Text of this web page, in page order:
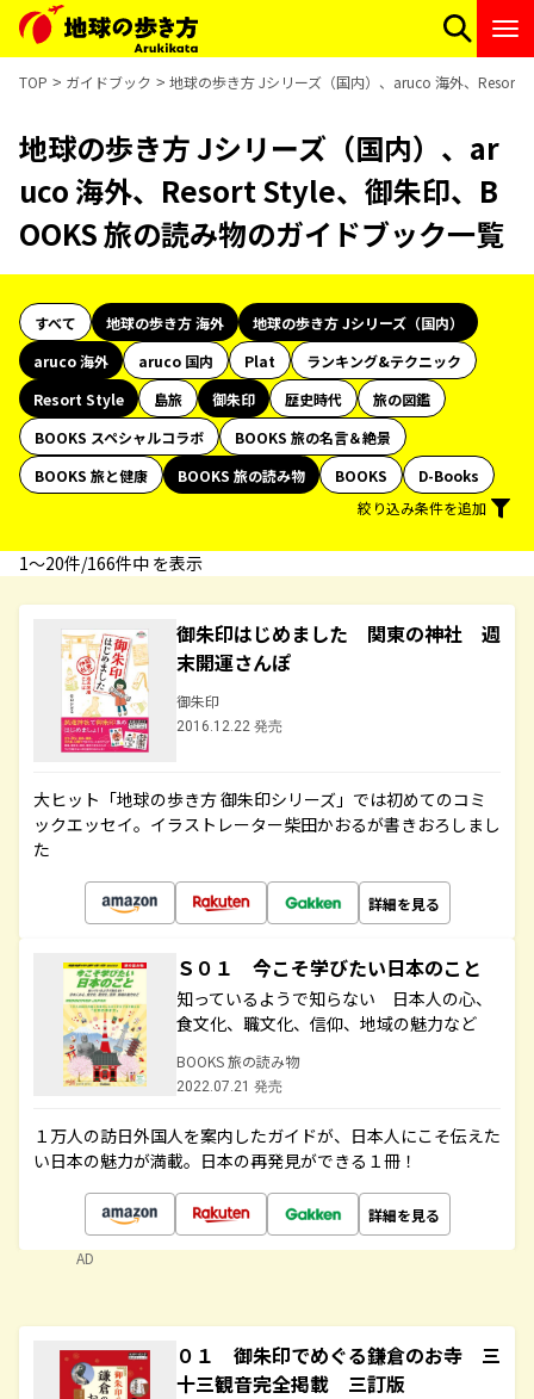
TOP ガイドブック 地球の歩き方 Jシリーズ（国内）、aruco 海外、Resort
地球の歩き方 Jシリーズ（国内）、ar
uco 海外、Resort Style、御朱印、B
OOKS 旅の読み物のガイドブック一覧
すべて 地球の歩き方 海外
地球の歩き方 Jシリーズ（国内）
aruco 海外
aruco 国内 Plat
ランキング&テクニック
Resort Style
島旅 御朱印 歴史時代
旅の図鑑
BOOKS スペシャルコラボ
BOOKS 旅の名言＆絶景
BOOKS 旅と健康
BOOKS 旅の読み物 BOOKS
D-Books
絞り込み条件を追加
1〜20件/166件中 を表示
御朱印はじめました 関東の神社 週
末開運さんぽ
御朱印
2016.12.22 発売
大ヒット「地球の歩き方 御朱印シリーズ」では初めてのコミ
ックエッセイ。イラストレーター柴田かおるが書きおろしまし
た
詳細を見る
Ｓ０１ 今こそ学びたい日本のこと
知っているようで知らない 日本人の心、
食文化、職文化、信仰、地域の魅力など
BOOKS 旅の読み物
2022.07.21 発売
１万人の訪日外国人を案内したガイドが、日本人にこそ伝えた
い日本の魅力が満載。日本の再発見ができる１冊！
詳細を見る
AD
０１ 御朱印でめぐる鎌倉のお寺 三
十三観音完全掲載 三訂版